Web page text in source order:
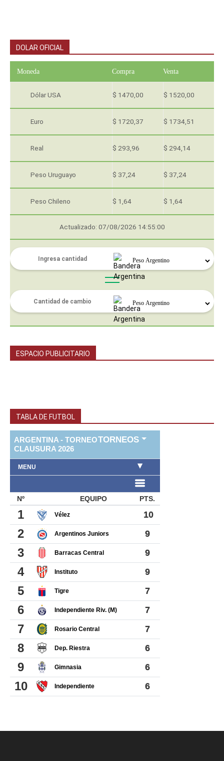
DOLAR OFICIAL
Moneda Compra Venta
Dólar USA $ 1470,00 $ 1520,00
Euro $ 1720,37 $ 1734,51
Real $ 293,96 $ 294,14
Peso Uruguayo $ 37,24 $ 37,24
Peso Chileno $ 1,64 $ 1,64
Actualizado: 07/08/2026 14:55:00
ESPACIO PUBLICITARIO
TABLA DE FUTBOL